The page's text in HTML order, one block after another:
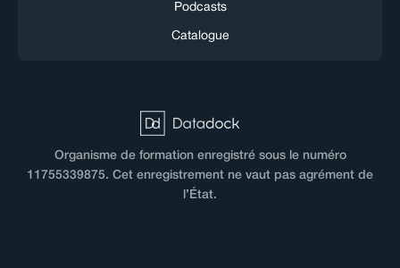
Podcasts
Catalogue
Organisme de formation enregistré sous le numéro
11755339875. Cet enregistrement ne vaut pas agrément de
l’État.